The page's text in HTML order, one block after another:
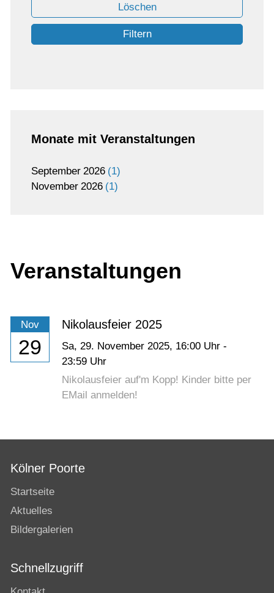
Löschen
Filtern
Monate mit Veranstaltungen
September 2026 1
November 2026 1
Veranstaltungen
Nov
29
Nikolausfeier 2025
Sa, 29. November 2025, 16:00 Uhr -
23:59 Uhr
Nikolausfeier auf'm Kopp! Kinder bitte per
EMail anmelden!
Kölner Poorte
Startseite
Aktuelles
Bildergalerien
Schnellzugriff